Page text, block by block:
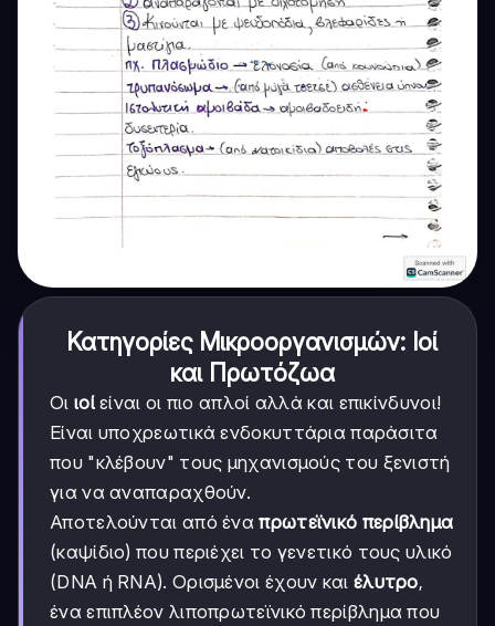
Κατηγορίες Μικροοργανισμών: Ιοί
και Πρωτόζωα
Οι ιοίείναι οι πιο απλοί αλλά και επικίνδυνοι!
Είναι υποχρεωτικά ενδοκυττάρια παράσιτα
που "κλέβουν" τους μηχανισμούς του ξενιστή
για να αναπαραχθούν.
Αποτελούνται από έναπρωτεϊνικό περίβλημα
(καψίδιο) που περιέχει το γενετικό τους υλικό
(DNA ή RNA). Ορισμένοι έχουν και έλυτρο,
ένα επιπλέον λιποπρωτεϊνικό περίβλημα που